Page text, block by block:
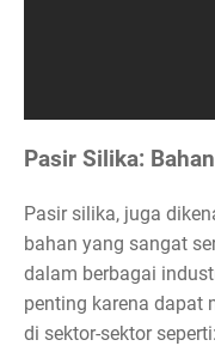
Pasir Silika:
Pasir silika, juga
bahan yang sangat
dalam berbagai
penting karena dapat
di sektor-sektor seperti: